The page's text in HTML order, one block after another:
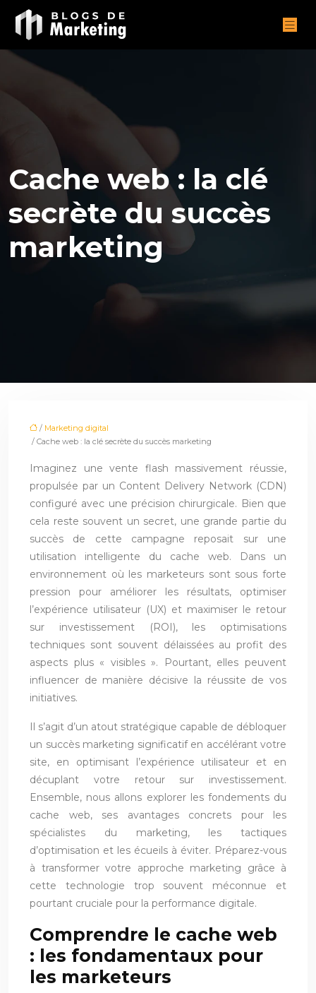
Cache web : la clé
secrète du succès
marketing
/ Marketing digital
/ Cache web : la clé secrète du succès marketing
Imaginez une vente flash massivement réussie,
propulsée par un Content Delivery Network (CDN)
configuré avec une précision chirurgicale. Bien que
cela reste souvent un secret, une grande partie du
succès de cette campagne reposait sur une
utilisation intelligente du cache web. Dans un
environnement où les marketeurs sont sous forte
pression pour améliorer les résultats, optimiser
l’expérience utilisateur (UX) et maximiser le retour
sur investissement (ROI), les optimisations
techniques sont souvent délaissées au profit des
aspects plus « visibles ». Pourtant, elles peuvent
influencer de manière décisive la réussite de vos
initiatives.
Il s’agit d’un atout stratégique capable de débloquer
un succès marketing significatif en accélérant votre
site, en optimisant l’expérience utilisateur et en
décuplant votre retour sur investissement.
Ensemble, nous allons explorer les fondements du
cache web, ses avantages concrets pour les
spécialistes du marketing, les tactiques
d’optimisation et les écueils à éviter. Préparez-vous
à transformer votre approche marketing grâce à
cette technologie trop souvent méconnue et
pourtant cruciale pour la performance digitale.
Comprendre le cache web
: les fondamentaux pour
les marketeurs